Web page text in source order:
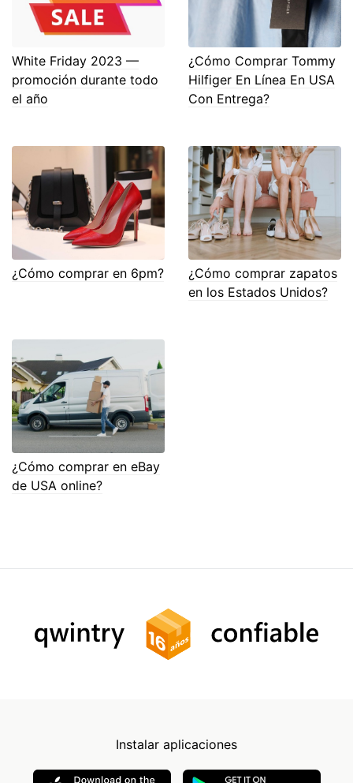
White Friday 2023 —
promoción durante todo
el año
¿Cómo Comprar Tommy
Hilfiger En Línea En USA
Con Entrega?
¿Cómo comprar en 6pm?
¿Cómo comprar zapatos
en los Estados Unidos?
¿Cómo comprar en eBay
de USA online?
Instalar aplicaciones